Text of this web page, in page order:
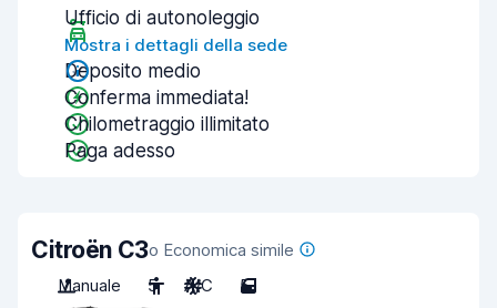
Ufficio di autonoleggio
Mostra i dettagli della sede
Deposito medio
Conferma immediata!
Chilometraggio illimitato
Paga adesso
Citroën C3o Economica simile
Manuale
5 A/C 5